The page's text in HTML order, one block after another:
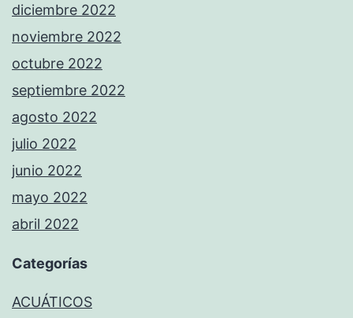
diciembre 2022
noviembre 2022
octubre 2022
septiembre 2022
agosto 2022
julio 2022
junio 2022
mayo 2022
abril 2022
Categorías
ACUÁTICOS